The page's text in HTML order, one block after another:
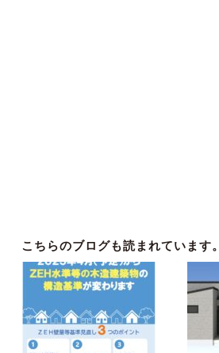
こちらのブログも読まれています。